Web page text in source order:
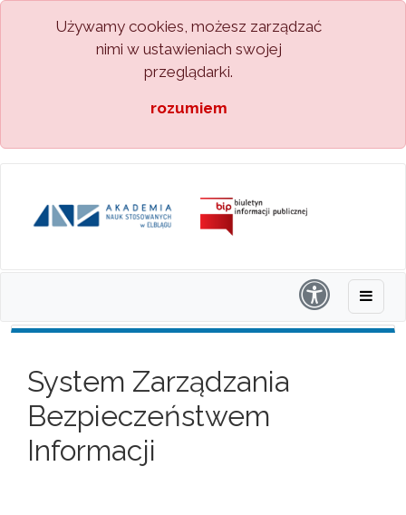
Używamy cookies, możesz zarządzać
nimi w ustawieniach swojej
przeglądarki.
rozumiem
System Zarządzania
Bezpieczeństwem
Informacji